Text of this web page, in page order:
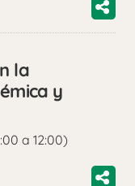
la
y
a 12:00)